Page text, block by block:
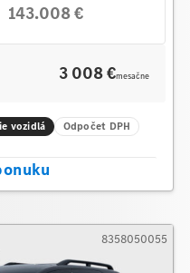
143.008 €
3 008 €mesačne
vozidlá Odpočet DPH
8358050055